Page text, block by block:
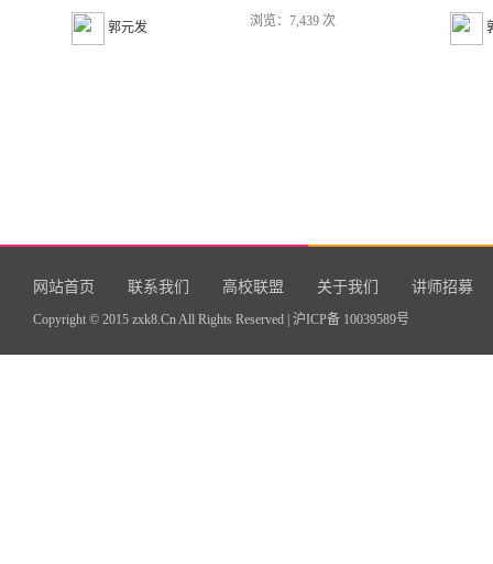
郭元发 浏览：7,439 次
网站首页 联系我们 高校联盟 关于我们 讲师招募
Copyright © 2015 zxk8.Cn All Rights Reserved | 沪ICP备 10039589号